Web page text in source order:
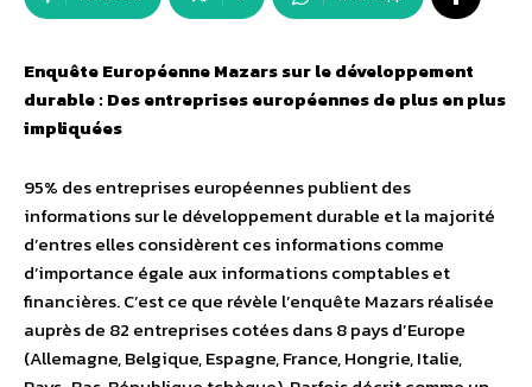
Enquête Européenne Mazars sur le développement
durable : Des entreprises européennes de plus en plus
impliquées
95% des entreprises européennes publient des
informations sur le développement durable et la majorité
d’entres elles considèrent ces informations comme
d’importance égale aux informations comptables et
financières. C’est ce que révèle l’enquête Mazars réalisée
auprès de 82 entreprises cotées dans 8 pays d’Europe
(Allemagne, Belgique, Espagne, France, Hongrie, Italie,